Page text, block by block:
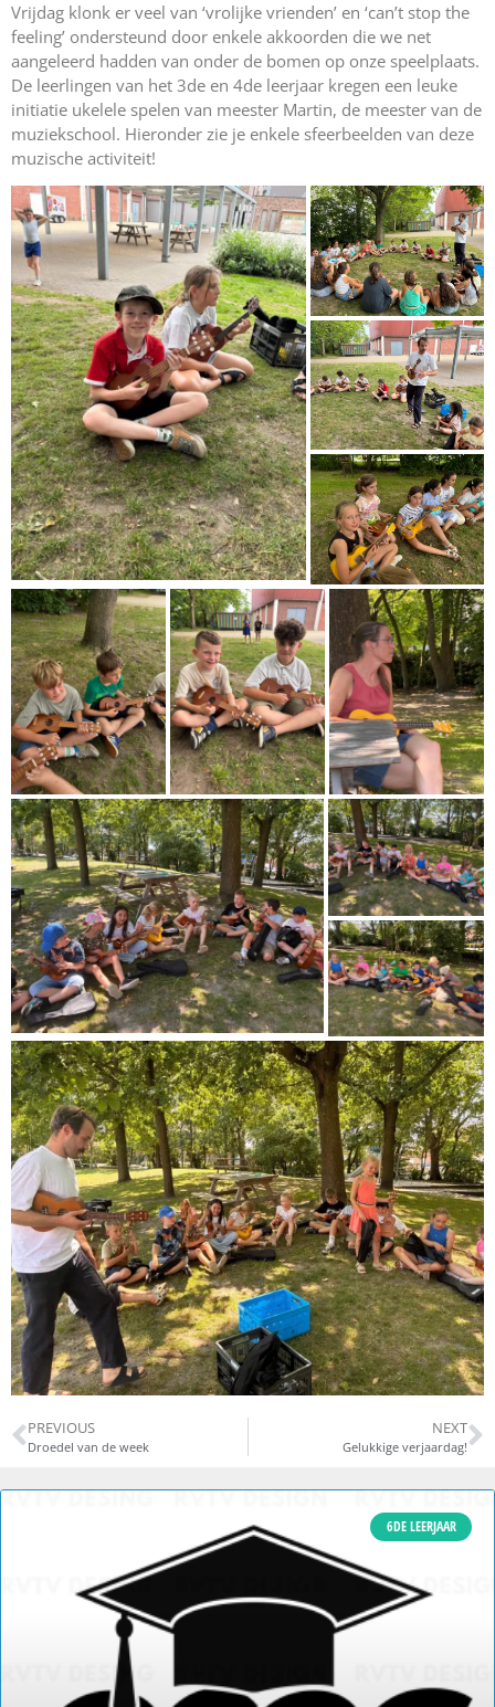
Vrijdag klonk er veel van ‘vrolijke vrienden’ en ‘can’t stop the
feeling’ ondersteund door enkele akkoorden die we net
aangeleerd hadden van onder de bomen op onze speelplaats.
De leerlingen van het 3de en 4de leerjaar kregen een leuke
initiatie ukelele spelen van meester Martin, de meester van de
muziekschool. Hieronder zie je enkele sfeerbeelden van deze
muzische activiteit!
PREVIOUS
Droedel van de week
NEXT
Gelukkige verjaardag!
6DE LEERJAAR